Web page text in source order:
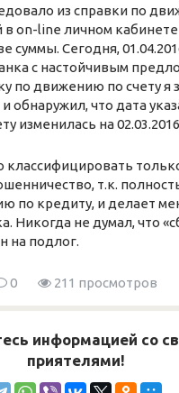
из справки по
в on-line личном кабинете
суммы. Сегодня,
с настойчивым
по движению по счету я
обнаружил, что дата
изменилась на
т.к.
по кредиту, и делает
Никогда не думал, что
на подлог.
0 211 просмотров
информацией со
приятелями!